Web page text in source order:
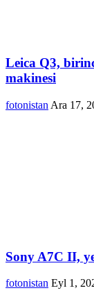
Leica Q3,
makinesi
fotonistan Ara 17,
Sony A7C II,
fotonistan Eyl 1,